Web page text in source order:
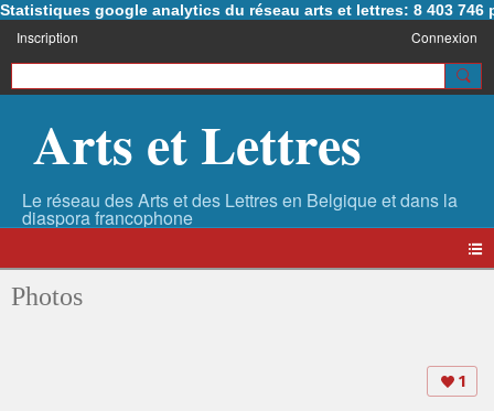
Statistiques google analytics du réseau arts et lettres: 8 403 746
Inscription Connexion
Arts et Lettres
Photos
1